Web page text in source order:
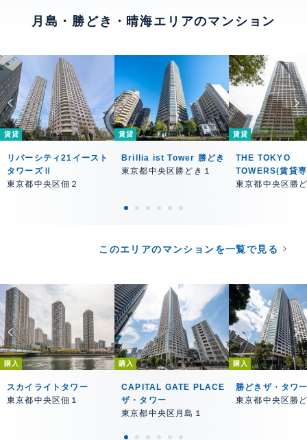
月島・勝どき・晴海エリアのマンション
賃貸
リバーシティ21イースト
タワーズⅡ
東京都中央区佃２
賃貸
Brillia ist Tower 勝どき
東京都中央区勝どき１
賃貸
THE TOKYO
TOWERS(賃貸
東京都中央区勝
このエリアのマンションを一覧で見る
購入
スカイライトタワー
東京都中央区佃１
購入
CAPITAL GATE PLACE
ザ・タワー
東京都中央区月島１
購入
勝どきザ・タワ
東京都中央区勝